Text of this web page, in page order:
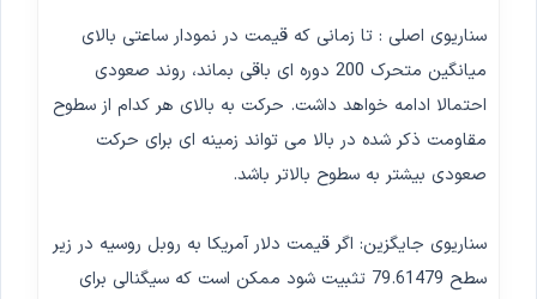
سناریوی اصلی : تا زمانی که قیمت در نمودار ساعتی بالای
میانگین متحرک 200 دوره ای باقی بماند، روند صعودی
احتمالا ادامه خواهد داشت. حرکت به بالای هر کدام از سطوح
مقاومت ذکر شده در بالا می تواند زمینه ای برای حرکت
صعودی بیشتر به سطوح بالاتر باشد.
سناریوی جایگزین: اگر قیمت دلار آمریکا به روبل روسیه در زیر
سطح 79.61479 تثبیت شود ممکن است که سیگنالی برای